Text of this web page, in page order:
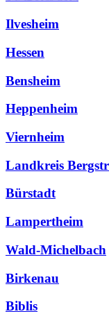
Ilvesheim
Hessen
Bensheim
Heppenheim
Viernheim
Landkreis
Bürstadt
Lampertheim
Wald-Michelbach
Birkenau
Biblis